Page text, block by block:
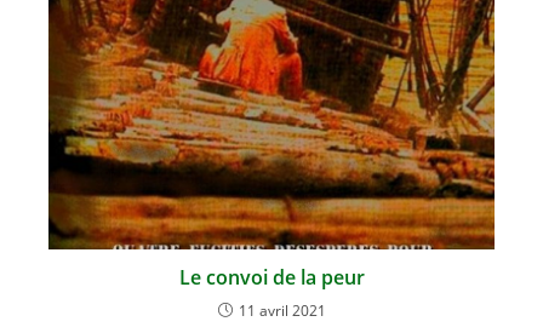
Le convoi de la peur
11 avril 2021